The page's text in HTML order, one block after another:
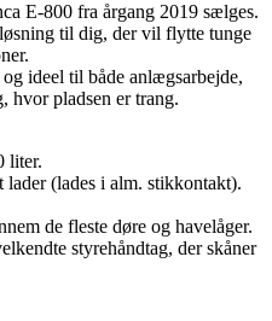
E-800 fra årgang 2019 sælges.
til dig, der vil flytte tunge
ideel til både anlægsarbejde,
hvor pladsen er trang.
liter.
(lades i alm. stikkontakt).
de fleste døre og havelåger.
styrehåndtag, der skåner